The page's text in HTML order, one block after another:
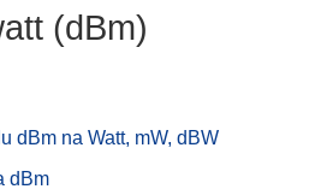
(dBm)
dBm na Watt, mW, dBW
dBm